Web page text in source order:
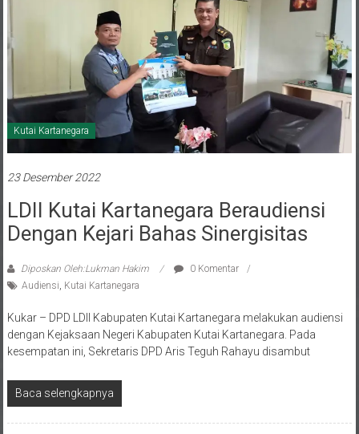
Kutai Kartanegara
23 Desember 2022
LDII Kutai Kartanegara Beraudiensi
Dengan Kejari Bahas Sinergisitas
Diposkan Oleh:Lukman Hakim
0 Komentar
Audiensi, Kutai Kartanegara
Kukar – DPD LDII Kabupaten Kutai Kartanegara melakukan audiensi
dengan Kejaksaan Negeri Kabupaten Kutai Kartanegara. Pada
kesempatan ini, Sekretaris DPD Aris Teguh Rahayu disambut
Baca selengkapnya